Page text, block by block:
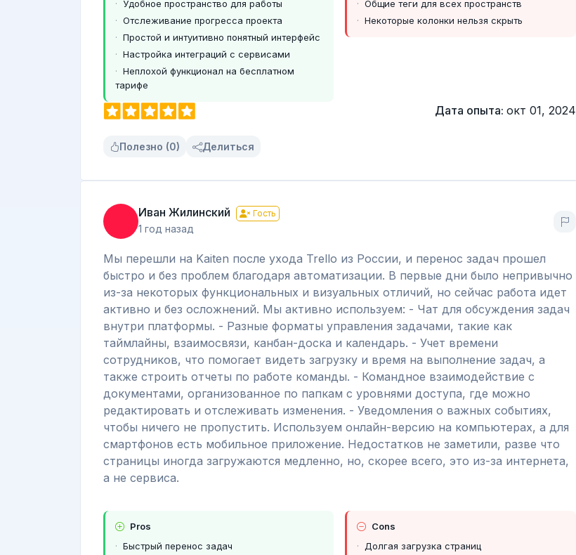
Удобное пространство для работы
Отслеживание прогресса проекта
Простой и интуитивно понятный интерфейс
Настройка интеграций с сервисами
Неплохой функционал на бесплатном
тарифе
Общие теги для всех пространств
Некоторые колонки нельзя скрыть
Дата опыта: окт 01, 2024
Полезно (0) Делиться
Иван Жилинский Гость
1 год назад
Мы перешли на Kaiten после ухода Trello из России, и перенос задач прошел
быстро и без проблем благодаря автоматизации. В первые дни было непривычно
из-за некоторых функциональных и визуальных отличий, но сейчас работа идет
активно и без осложнений. Мы активно используем: - Чат для обсуждения задач
внутри платформы. - Разные форматы управления задачами, такие как
таймлайны, взаимосвязи, канбан-доска и календарь. - Учет времени
сотрудников, что помогает видеть загрузку и время на выполнение задач, а
также строить отчеты по работе команды. - Командное взаимодействие с
документами, организованное по папкам с уровнями доступа, где можно
редактировать и отслеживать изменения. - Уведомления о важных событиях,
чтобы ничего не пропустить. Используем онлайн-версию на компьютерах, а для
смартфонов есть мобильное приложение. Недостатков не заметили, разве что
страницы иногда загружаются медленно, но, скорее всего, это из-за интернета,
а не сервиса.
Pros
Быстрый перенос задач
Cons
Долгая загрузка страниц